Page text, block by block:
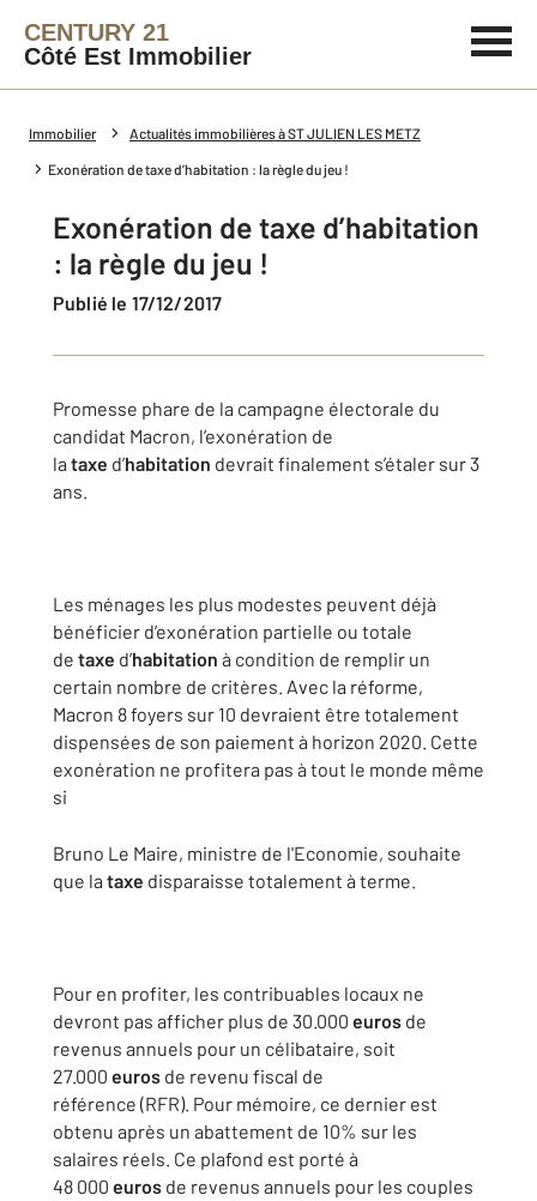
CENTURY 21
Côté Est Immobilier
Immobilier Actualités immobilières à ST JULIEN LES METZ
Exonération de taxe d’habitation : la règle du jeu !
Exonération de taxe d’habitation
: la règle du jeu !
Publié le 17/12/2017
Promesse phare de la campagne électorale du
candidat Macron, l’exonération de
la taxe d’habitation devrait finalement s’étaler sur 3
ans.
Les ménages les plus modestes peuvent déjà
bénéficier d’exonération partielle ou totale
de taxe d’habitation à condition de remplir un
certain nombre de critères. Avec la réforme,
Macron 8 foyers sur 10 devraient être totalement
dispensées de son paiement à horizon 2020. Cette
exonération ne profitera pas à tout le monde même
si
Bruno Le Maire, ministre de l'Economie, souhaite
que la taxe disparaisse totalement à terme.
Pour en profiter, les contribuables locaux ne
devront pas afficher plus de 30.000 euros de
revenus annuels pour un célibataire, soit
27.000 euros de revenu fiscal de
référence (RFR). Pour mémoire, ce dernier est
obtenu après un abattement de 10% sur les
salaires réels. Ce plafond est porté à
48 000 euros de revenus annuels pour les couples